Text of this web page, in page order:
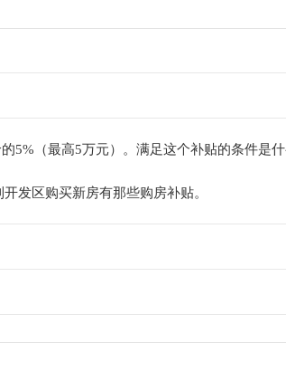
5%（最高5万元）。满足这个补贴的条件是
发区购买新房有那些购房补贴。